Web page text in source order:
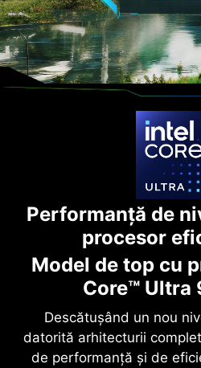
Performanță de
procesor
Model de top cu
Core™ Ultra
Descătușând un nou
datorită arhitecturii
de performanță și de